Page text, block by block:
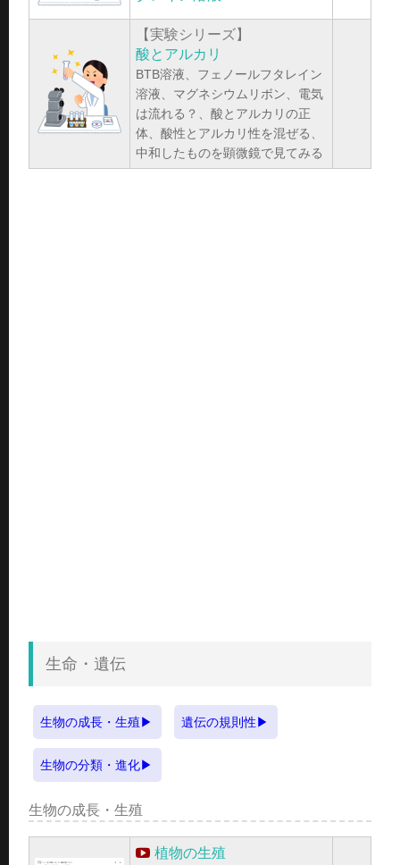
【実験シリーズ】
酸とアルカリ
BTB溶液、フェノールフタレイン
溶液、マグネシウムリボン、電気
は流れる？、酸とアルカリの正
体、酸性とアルカリ性を混ぜる、
中和したものを顕微鏡で見てみる
生命・遺伝
生物の成長・生殖 遺伝の規則性
生物の分類・進化
生物の成長・生殖
植物の生殖